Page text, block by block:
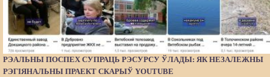
РЭАЛЬНЫ ПОСПЕХ СУПРАЦЬ РЭСУРСУ ЎЛАДЫ: ЯК НЕЗАЛЕЖНЫ
РЭГІЯНАЛЬНЫ ПРАЕКТ СКАРЫЎ YOUTUBE